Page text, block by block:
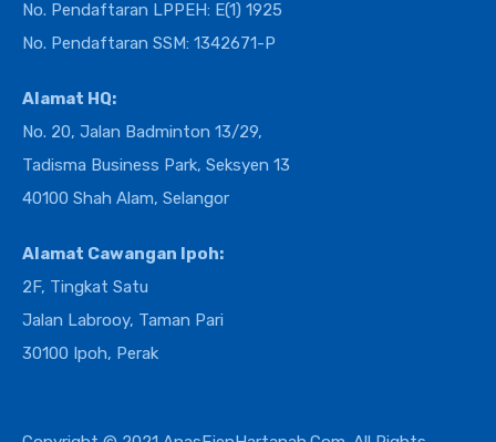
No. Pendaftaran LPPEH: E(1) 1925
No. Pendaftaran SSM: 1342671-P
Alamat HQ:
No. 20, Jalan Badminton 13/29,
Tadisma Business Park, Seksyen 13
40100 Shah Alam, Selangor
Alamat Cawangan Ipoh:
2F, Tingkat Satu
Jalan Labrooy, Taman Pari
30100 Ipoh, Perak